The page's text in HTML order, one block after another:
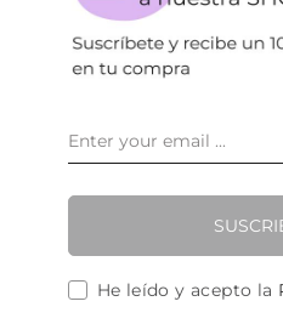
He leído y acepto la